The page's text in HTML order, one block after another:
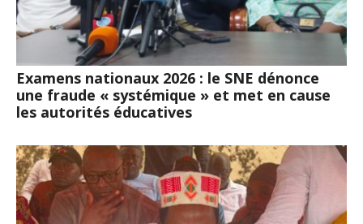
Examens nationaux 2026 : le SNE dénonce
une fraude « systémique » et met en cause
les autorités éducatives